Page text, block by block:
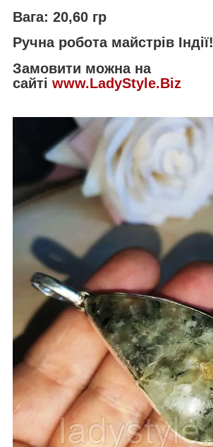
Вага: 20,60 гр
Ручна робота майстрів Індії!
Замовити можна на
сайті www.LadyStyle.Biz